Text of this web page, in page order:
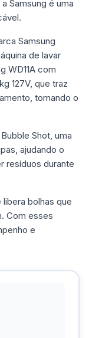
Samsung é uma
Samsung
de lavar
WD11A com
127V, que traz
tornando o
Shot, uma
ajudando o
resíduos durante
bolhas que
Com esses
e